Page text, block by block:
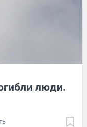
люди.